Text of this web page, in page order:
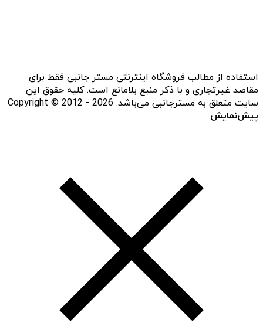
استفاده از مطالب فروشگاه اینترنتی مستر جانبی فقط برای
مقاصد غیرتجاری و با ذکر منبع بلامانع است. کلیه حقوق این
سایت متعلق به مسترجانبی می‌باشد. Copyright © 2012 - 2026
پیش‌نمایش